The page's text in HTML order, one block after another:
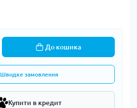
До кошика
Швидке замовлення
Купити в кредит